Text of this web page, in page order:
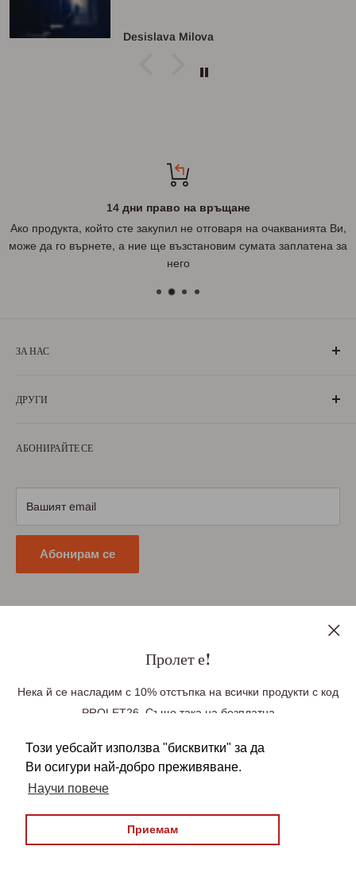
Този уебсайт използва "бисквитки" за да
Ви осигури най-добро преживяване.
Научи повече
Приемам
Пролет е!
Нека й се насладим с 10% отстъпка на всички продукти с код
PROLET26. Също така на безплатна
над £100, Германия при поръчка над £85(99
Euro), Европа при поръчка над £140 (163 Euro).
Безплатната доставка се прилага
автоматично във вашата количка. Над
22,950 българи зад граница вече ни се
Desislava Milova
14 дни право на връщане
Ако продукта, който сте закупил не отговаря на очакванията Ви,
може да го върнете, а ние ще възстановим сумата заплатена за
него
ЗА НАС
са живели извън границите на България. Екипът ни се
милеещи за нея.
ДРУГИ
Условия за ползване
АБОНИРАЙТЕ СЕ
Вашият email
Абонирам се